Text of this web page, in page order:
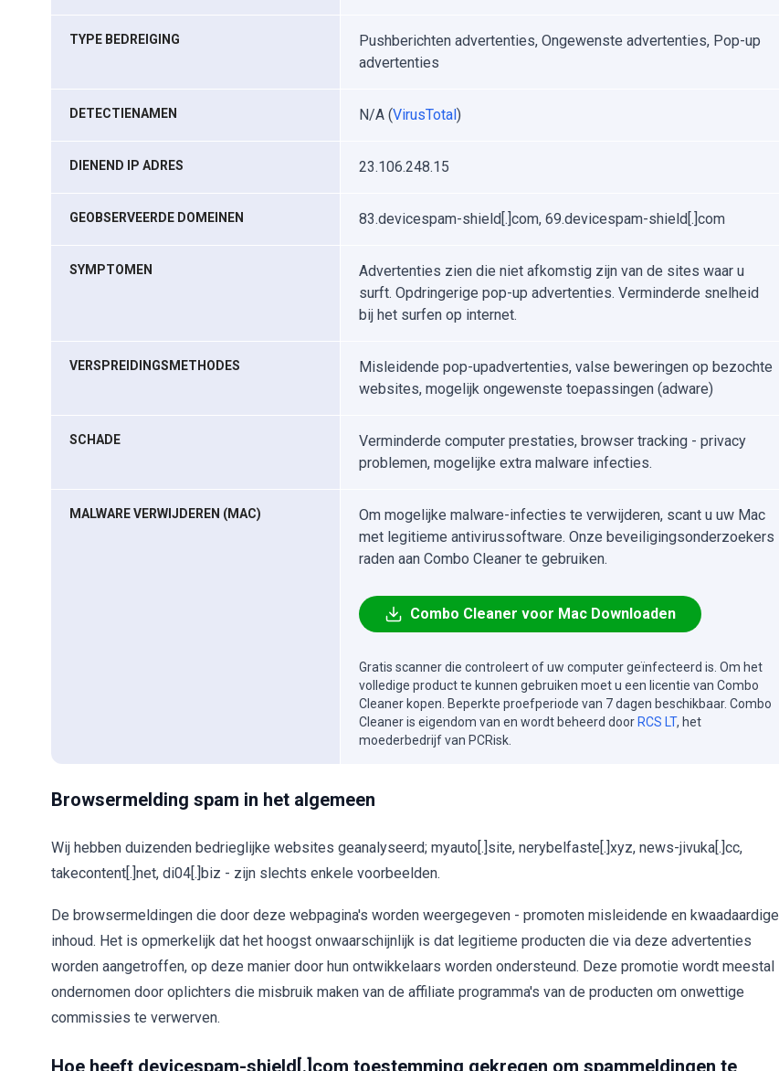
TYPE BEDREIGING
Pushberichten advertenties, Ongewenste advertenties, Pop-up
advertenties
DETECTIENAMEN N/A (VirusTotal)
DIENEND IP ADRES 23.106.248.15
GEOBSERVEERDE DOMEINEN 83.devicespam-shield[.]com, 69.devicespam-shield[.]com
SYMPTOMEN
Advertenties zien die niet afkomstig zijn van de sites waar u
surft. Opdringerige pop-up advertenties. Verminderde snelheid
bij het surfen op internet.
VERSPREIDINGSMETHODES
Misleidende pop-upadvertenties, valse beweringen op bezochte
websites, mogelijk ongewenste toepassingen (adware)
SCHADE
Verminderde computer prestaties, browser tracking - privacy
problemen, mogelijke extra malware infecties.
MALWARE VERWIJDEREN (MAC)
Om mogelijke malware-infecties te verwijderen, scant u uw Mac
met legitieme antivirussoftware. Onze beveiligingsonderzoekers
raden aan Combo Cleaner te gebruiken.
Combo Cleaner voor Mac Downloaden
Gratis scanner die controleert of uw computer geïnfecteerd is. Om het
volledige product te kunnen gebruiken moet u een licentie van Combo
Cleaner kopen. Beperkte proefperiode van 7 dagen beschikbaar. Combo
Cleaner is eigendom van en wordt beheerd door RCS LT, het
moederbedrijf van PCRisk.
Browsermelding spam in het algemeen
Wij hebben duizenden bedrieglijke websites geanalyseerd; myauto[.]site, nerybelfaste[.]xyz, news-jivuka[.]cc,
takecontent[.]net, di04[.]biz - zijn slechts enkele voorbeelden.
De browsermeldingen die door deze webpagina's worden weergegeven - promoten misleidende en kwaadaardige
inhoud. Het is opmerkelijk dat het hoogst onwaarschijnlijk is dat legitieme producten die via deze advertenties
worden aangetroffen, op deze manier door hun ontwikkelaars worden ondersteund. Deze promotie wordt meestal
ondernomen door oplichters die misbruik maken van de affiliate programma's van de producten om onwettige
commissies te verwerven.
Hoe heeft devicespam-shield[.]com toestemming gekregen om spammeldingen te